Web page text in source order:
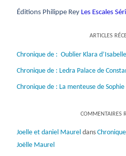
Éditions Philippe Rey Les Escales
ARTICLES
Chronique de : Oublier Klara
Chronique de : Ledra Palace de
Chronique de : La menteuse de Sophie
COMMENTAIRES
Joelle et daniel Maureldans
Joëlle Maurel